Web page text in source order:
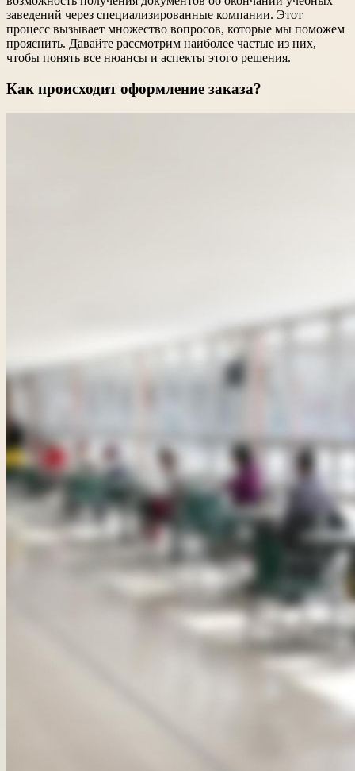
заведений через специализированные компании. Этот
процесс вызывает множество вопросов, которые мы поможем
прояснить. Давайте рассмотрим наиболее частые из них,
чтобы понять все нюансы и аспекты этого решения.
Как происходит оформление заказа?